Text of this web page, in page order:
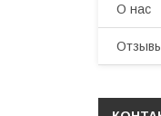
О нас